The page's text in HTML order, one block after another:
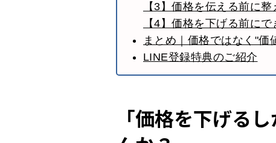
【3】価格を伝える前に
【4】価格を下げる前に
まとめ｜価格ではなく"価
LINE登録特典のご紹介
「価格を下げる